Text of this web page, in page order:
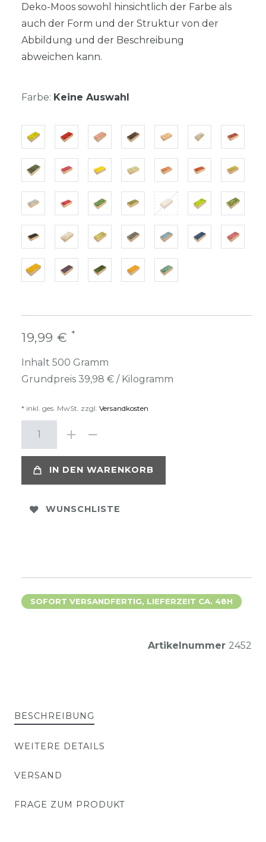
Deko-Moos sowohl hinsichtlich der Farbe als
auch der Form und der Struktur von der
Abbildung und der Beschreibung
abweichen kann.
Farbe: Keine Auswahl
19,99 € *
Inhalt 500 Gramm
Grundpreis 39,98 € / Kilogramm
* inkl. ges. MwSt. zzgl. Versandkosten
IN DEN WARENKORB
WUNSCHLISTE
SOFORT VERSANDFERTIG, LIEFERZEIT CA. 48H
Artikelnummer 2452
BESCHREIBUNG
WEITERE DETAILS
VERSAND
FRAGE ZUM PRODUKT